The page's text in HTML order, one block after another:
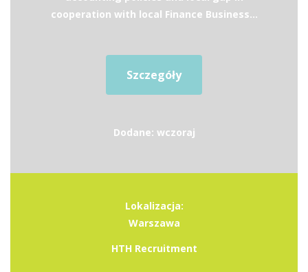
cooperation with local Finance Business...
Szczegóły
Dodane: wczoraj
Lokalizacja:
Warszawa
HTH Recruitment